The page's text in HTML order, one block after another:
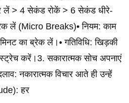
लें > 4 सेकंड रोकें > 6 सेकंड धीरे-
लें (Micro Breaks)• नियम: काम
का ब्रेक लें।• गतिविधि: खिड़की
करें।3. सकारात्मक सोच अपनाएं
नकारात्मक विचार आते ही उन्हें
हर